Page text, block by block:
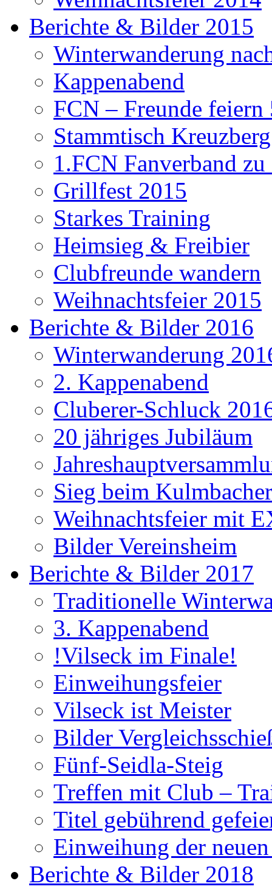
Berichte & Bilder 2015
Winterwanderung
Kappenabend
FCN – Freunde feiern
Stammtisch Kreuzberg
1.FCN Fanverband
Grillfest 2015
Starkes Training
Heimsieg & Freibier
Clubfreunde wandern
Weihnachtsfeier 2015
Berichte & Bilder 2016
Winterwanderung
2. Kappenabend
Cluberer-Schluck
20 jähriges Jubiläum
Sieg beim
Weihnachtsfeier mit
Bilder Vereinsheim
Berichte & Bilder 2017
Traditionelle
3. Kappenabend
!Vilseck im Finale!
Einweihungsfeier
Vilseck ist Meister
Bilder
Fünf-Seidla-Steig
Treffen mit Club –
Titel gebührend
Einweihung der
Berichte & Bilder 2018